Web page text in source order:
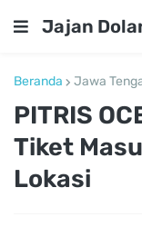
Jajan
Beranda Jawa
PITRIS
Tiket
Lokasi